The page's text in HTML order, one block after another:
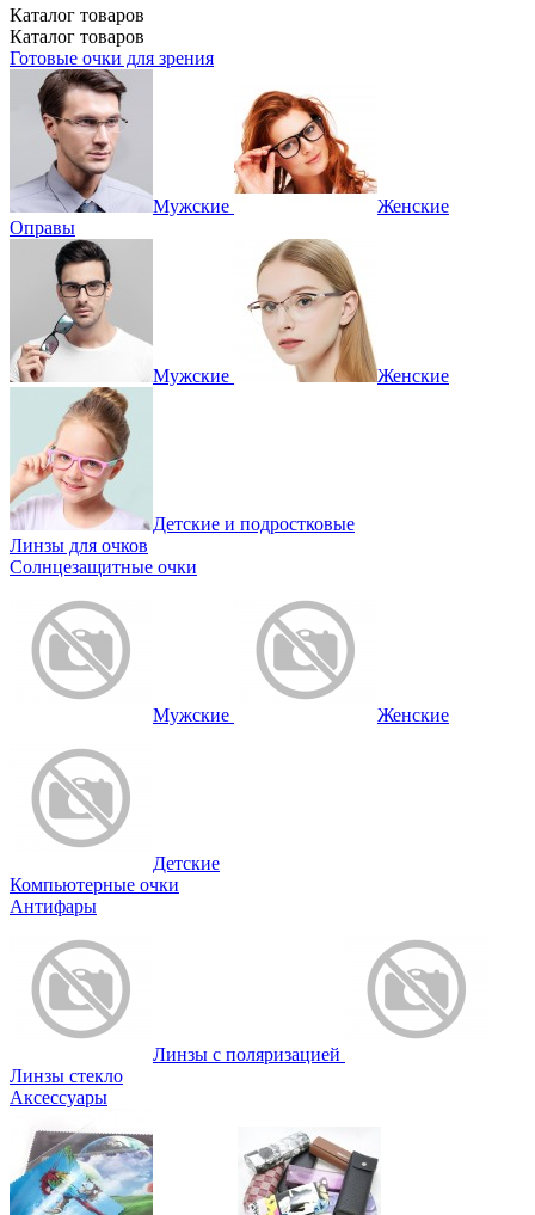
Каталог товаров
Каталог товаров
Готовые очки для зрения
Мужские
Женские
Оправы
Мужские Женские
Детские и подростковые
Линзы для очков
Солнцезащитные очки
Мужские Женские
Детские
Компьютерные очки
Антифары
Линзы с поляризацией
Линзы стекло
Аксессуары